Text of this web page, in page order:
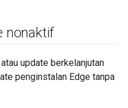
nonaktif
update berkelanjutan
penginstalan Edge tanpa